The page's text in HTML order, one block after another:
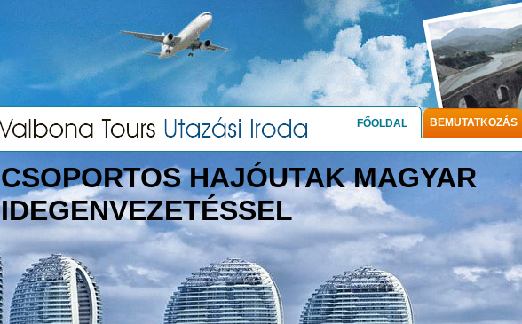
FŐOLDAL BEMUTATKOZÁS
CSOPORTOS HAJÓUTAK MAGYAR
IDEGENVEZETÉSSEL